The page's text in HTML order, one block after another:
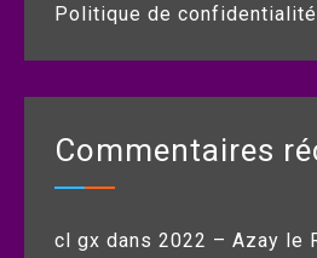
Politique de confidentialité
Commentaires
cl gx dans 2022 – Azay le